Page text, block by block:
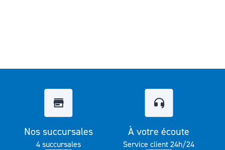
Nos succursales
4 succursales
À votre écoute
Service client 24h/24